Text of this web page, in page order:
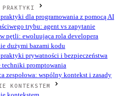
dla programowania z pomocą AI
trybu: agent vs zapytanie
pętli: ewoluująca rola developera
dużymi bazami kodu
prywatności i bezpieczeństwa
techniki promptowania
zespołowa: wspólny kontekst i zasady
KONTEKSTEM